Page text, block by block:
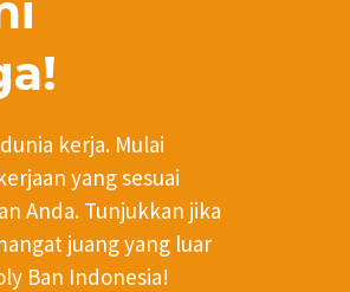
kerja. Mulai
yang sesuai
Anda. Tunjukkan jika
juang yang luar
Ban Indonesia!